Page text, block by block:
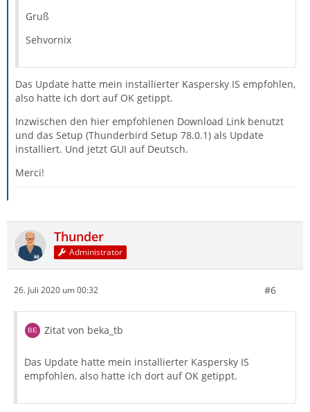
Gruß
Sehvornix
Das Update hatte mein installierter Kaspersky IS empfohlen,
also hatte ich dort auf OK getippt.
Inzwischen den hier empfohlenen Download Link benutzt
und das Setup (Thunderbird Setup 78.0.1) als Update
installiert. Und jetzt GUI auf Deutsch.
Merci!
Thunder
Administrator
26. Juli 2020 um 00:32 #6
Zitat von beka_tb
Das Update hatte mein installierter Kaspersky IS
empfohlen, also hatte ich dort auf OK getippt.